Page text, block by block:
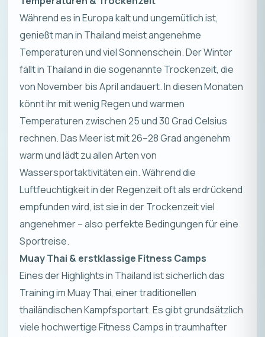
Während es in Europa kalt und ungemütlich ist,
genießt man in Thailand meist angenehme
Temperaturen und viel Sonnenschein. Der Winter
fällt in Thailand in die sogenannte Trockenzeit, die
von November bis April andauert. In diesen Monaten
könnt ihr mit wenig Regen und warmen
Temperaturen zwischen 25 und 30 Grad Celsius
rechnen. Das Meer ist mit 26–28 Grad angenehm
warm und lädt zu allen Arten von
Wassersportaktivitäten ein. Während die
Luftfeuchtigkeit in der Regenzeit oft als erdrückend
empfunden wird, ist sie in der Trockenzeit viel
angenehmer – also perfekte Bedingungen für eine
Sportreise.
Muay Thai & erstklassige Fitness Camps
Eines der Highlights in Thailand ist sicherlich das
Training im Muay Thai, einer traditionellen
thailändischen Kampfsportart. Es gibt grundsätzlich
viele hochwertige Fitness Camps in traumhafter